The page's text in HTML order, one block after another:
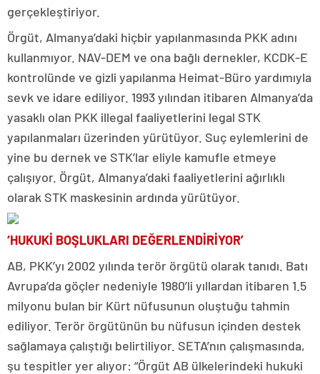
gerçekleştiriyor.
Örgüt, Almanya’daki hiçbir yapılanmasında PKK adını
kullanmıyor. NAV-DEM ve ona bağlı dernekler, KCDK-E
kontrolünde ve gizli yapılanma Heimat-Büro yardımıyla
sevk ve idare ediliyor. 1993 yılından itibaren Almanya’da
yasaklı olan PKK illegal faaliyetlerini legal STK
yapılanmaları üzerinden yürütüyor. Suç eylemlerini de
yine bu dernek ve STK’lar eliyle kamufle etmeye
çalışıyor. Örgüt, Almanya’daki faaliyetlerini ağırlıklı
olarak STK maskesinin ardında yürütüyor.
‘HUKUKİ BOŞLUKLARI DEĞERLENDİRİYOR’
AB, PKK’yı 2002 yılında terör örgütü olarak tanıdı. Batı
Avrupa’da göçler nedeniyle 1980’li yıllardan itibaren 1.5
milyonu bulan bir Kürt nüfusunun oluştuğu tahmin
ediliyor. Terör örgütünün bu nüfusun içinden destek
sağlamaya çalıştığı belirtiliyor. SETA’nın çalışmasında,
şu tespitler yer alıyor: “Örgüt AB ülkelerindeki hukuki